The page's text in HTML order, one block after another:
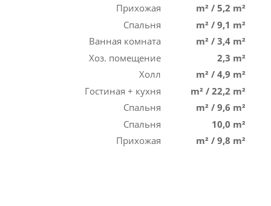
Прихожая m² / 5,2 m²
Спальня
m² / 9,1 m²
Ванная комната
m² / 3,4 m²
Хоз. помещение
2,3 m²
Холл
m² / 4,9 m²
Гостиная + кухня
m² / 22,2 m²
Спальня
m² / 9,6 m²
Спальня
10,0 m²
Прихожая
m² / 9,8 m²